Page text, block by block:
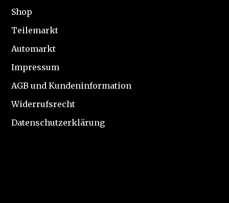
Shop
Teilemarkt
Automarkt
Impressum
AGB und Kundeninformation
Widerrufsrecht
Datenschutzerklärung